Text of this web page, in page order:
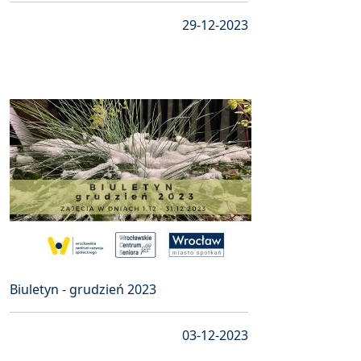
29-12-2023
Biuletyn - grudzień 2023
03-12-2023